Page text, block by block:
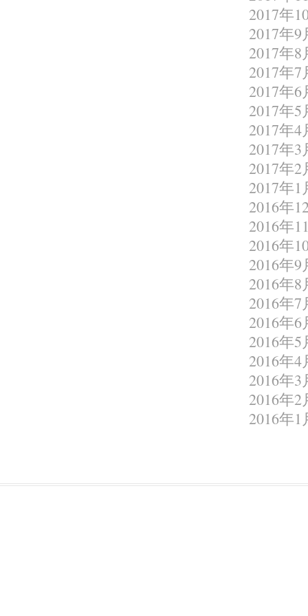
2017年
2017年9
2017年8
2017年7
2017年6
2017年5
2017年4
2017年3
2017年2
2017年1
2016年
2016年
2016年
2016年9
2016年8
2016年7
2016年6
2016年5
2016年4
2016年3
2016年2
2016年1